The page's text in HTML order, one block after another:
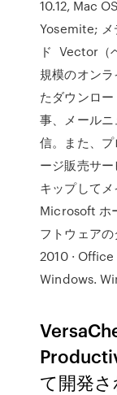
10.12, Mac
Yosemite; メ
ド Vector（
規模のオン
たダウンロ
事、メール
信。また、
ージ販売サ
キップして
Microsoft ホ
フトウェア
2010 ·
Windows.
て開発